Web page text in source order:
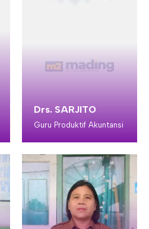
Drs. SARJITO
Guru Produktif Akuntansi